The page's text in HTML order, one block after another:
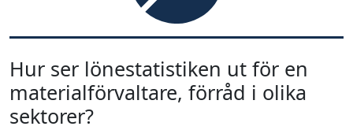
Hur ser lönestatistiken ut för en
materialförvaltare, förråd i olika
sektorer?